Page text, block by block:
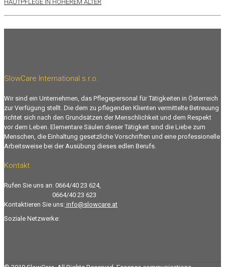
HAUTPFLEGE IN HÖHEREM ALTER
SlowCare International s.r.o.
Wir sind ein Unternehmen, das Pflegepersonal für Tätigkeiten in Österreich
zur Verfügung stellt. Die dem zu pflegenden Klienten vermittelte Betreuung
richtet sich nach den Grundsätzen der Menschlichkeit und dem Respekt
vor dem Leben. Elementare Säulen dieser Tätigkeit sind die Liebe zum
Menschen, die Einhaltung gesetzliche Vorschriften und eine professionelle
Arbeitsweise bei der Ausübung dieses edlen Berufs.
Kontakt
Rufen Sie uns an: 0664/40 23 624,
0664/40 23 623
Kontaktieren Sie uns: info@slowcare.at
Soziale Netzwerke: